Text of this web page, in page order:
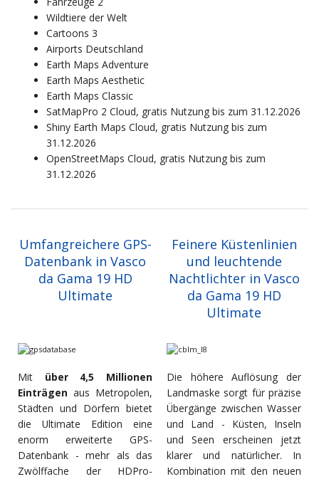
Wildtiere der Welt
Cartoons 3
Airports Deutschland
Earth Maps Adventure
Earth Maps Aesthetic
Earth Maps Classic
SatMapPro 2 Cloud, gratis Nutzung bis zum 31.12.2026
Shiny Earth Maps Cloud, gratis Nutzung bis zum
31.12.2026
OpenStreetMaps Cloud, gratis Nutzung bis zum
31.12.2026
Umfangreichere GPS-
Datenbank in Vasco
da Gama 19 HD
Ultimate
Feinere Küstenlinien
und leuchtende
Nachtlichter in Vasco
da Gama 19 HD
Ultimate
Mit über 4,5 Millionen
Einträgen aus Metropolen,
Städten und Dörfern bietet
die Ultimate Edition eine
enorm erweiterte GPS-
Datenbank - mehr als das
Zwölffache der HDPro-
Die höhere Auflösung der
Landmaske sorgt für präzise
Übergänge zwischen Wasser
und Land - Küsten, Inseln
und Seen erscheinen jetzt
klarer und natürlicher. In
Kombination mit den neuen